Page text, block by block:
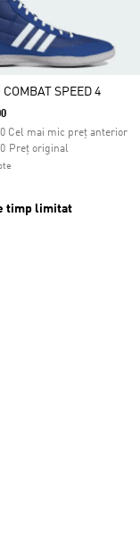
COMBAT SPEED 4
Cel mai mic preț anterior
Preț original
de la
la
timp limitat